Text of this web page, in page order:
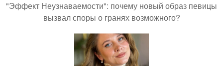
"Эффект Неузнаваемости": почему новый образ певицы
вызвал споры о гранях возможного?